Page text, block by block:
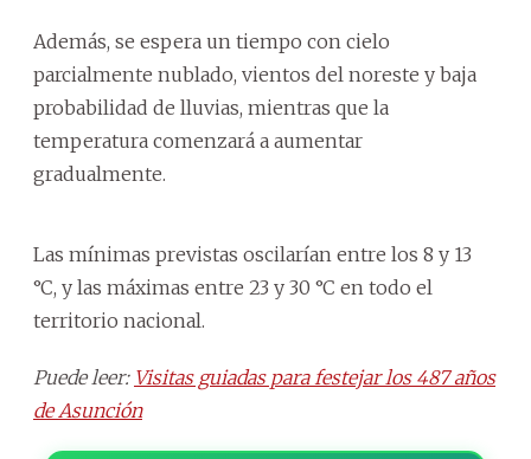
Además, se espera un tiempo con cielo
parcialmente nublado, vientos del noreste y baja
probabilidad de lluvias, mientras que la
temperatura comenzará a aumentar
gradualmente.
Las mínimas previstas oscilarían entre los 8 y 13
°C, y las máximas entre 23 y 30 °C en todo el
territorio nacional.
Puede leer: Visitas guiadas para festejar los 487 años
de Asunción